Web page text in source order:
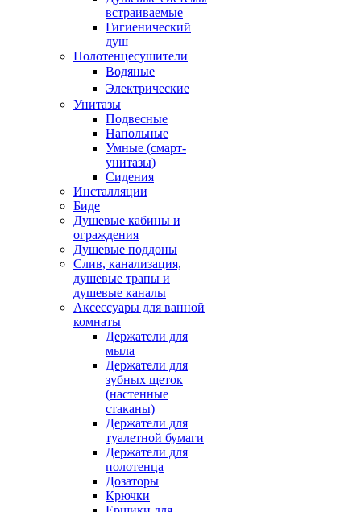
встраиваемые
Гигиенический
душ
Полотенцесушители
ㅤВодяные
ㅤЭлектрические
Унитазы
Подвесные
Напольные
Умные (смарт-
унитазы)
Сидения
Инсталляции
Биде
Душевые кабины и
ограждения
Душевые поддоны
Слив, канализация,
душевые трапы и
душевые каналы
Аксессуары для ванной
комнаты
Держатели для
мыла
Держатели для
зубных щеток
(настенные
стаканы)
Держатели для
туалетной бумаги
Держатели для
полотенца
Дозаторы
Крючки